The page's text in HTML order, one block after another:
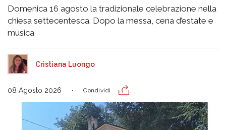
Domenica 16 agosto la tradizionale celebrazione nella
chiesa settecentesca. Dopo la messa, cena d’estate e
musica
Cristiana Luongo
08 Agosto 2026 Condividi